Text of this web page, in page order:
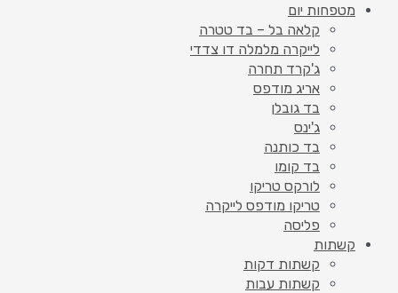
מטפחות יום
קלאה בל – בד טטרה
לייקרה מלמלה דו צדדי
ג'קרד תחרה
אריג מודפס
בד גובלן
ג'ינס
בד כותנה
בד קומו
לורקס טריקו
טריקו מודפס לייקרה
פליסה
קשתות
קשתות דקות
קשתות עבות